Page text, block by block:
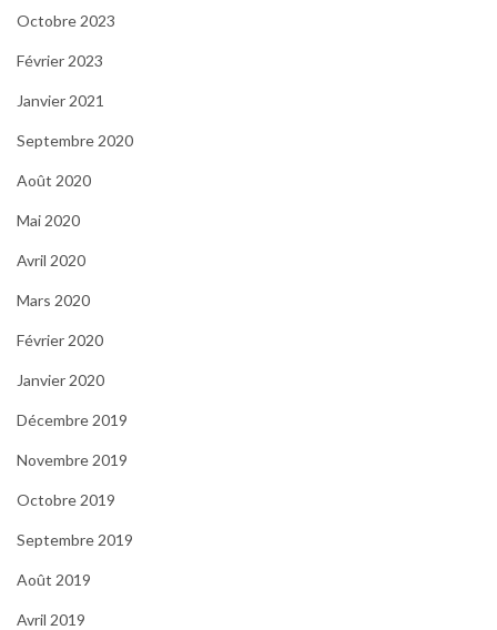
Octobre 2023
Février 2023
Janvier 2021
Septembre 2020
Août 2020
Mai 2020
Avril 2020
Mars 2020
Février 2020
Janvier 2020
Décembre 2019
Novembre 2019
Octobre 2019
Septembre 2019
Août 2019
Avril 2019